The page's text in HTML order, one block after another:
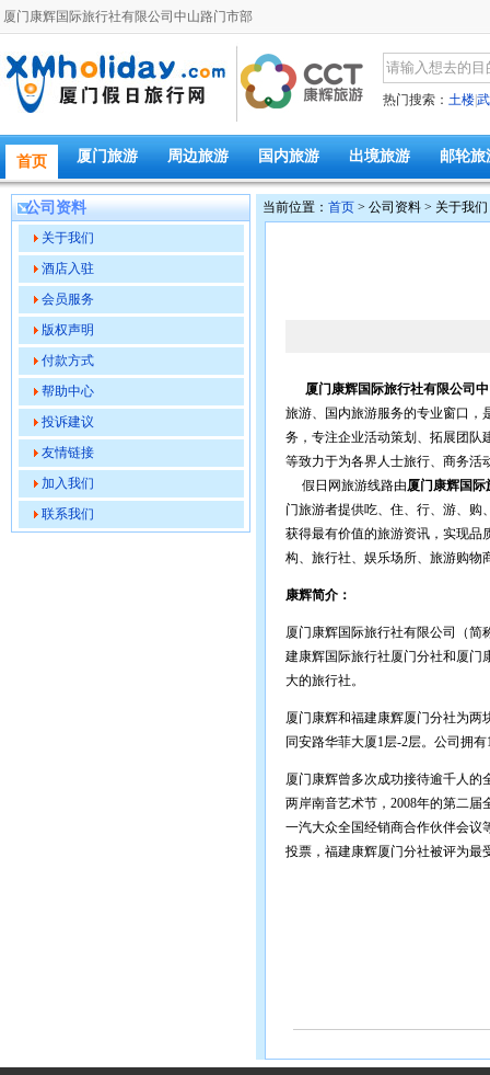
厦门康辉国际旅行社有限公司中山路门市部
热门搜索： 土楼
首页 厦门旅游 周边旅游 国内旅游 出境旅游 邮轮旅
公司资料
关于我们
酒店入驻
会员服务
版权声明
付款方式
帮助中心
投诉建议
友情链接
加入我们
联系我们
当前位置： 首页 > 公司资料 > 关于我们
厦门康辉国际旅行社有限公司
旅游、国内旅游服务的专业窗口，
务，专注企业活动策划、拓展团队
等致力于为各界人士旅行、商务活
假日网旅游线路由厦门康辉国
门旅游者提供吃、住、行、游、购
获得最有价值的旅游资讯，实现品
构、旅行社、娱乐场所、旅游购物
康辉简介：
厦门康辉国际旅行社有限公司（简
建康辉国际旅行社厦门分社和厦门
大的旅行社。
厦门康辉和福建康辉厦门分社为两
同安路华菲大厦1层-2层。公司拥
厦门康辉曾多次成功接待逾千人的
两岸南音艺术节，2008年的第二届
一汽大众全国经销商合作伙伴会议
投票，福建康辉厦门分社被评为最